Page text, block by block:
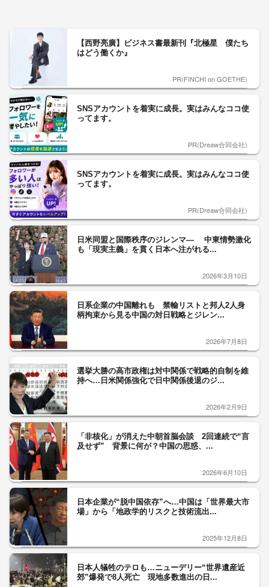
【西野亮廣】ビジネス書最新刊『北極星 僕たち
はどう働くか』
PR(FINCHI on GOETHE)
SNSアカウントを着実に成長。実はみんなココ使
ってます。
PR(Dreaw合同会社)
SNSアカウントを着実に成長。実はみんなココ使
ってます。
PR(Dreaw合同会社)
日米同盟と国際秩序のジレンマ― 中東情勢激化
も「現実主義」を貫く日本へ注がれる...
2026年3月10日
日系企業の中国離れも 禁輸リストと邦人2人身
柄拘束から見る中国の対日戦略とジレン...
2026年7月8日
選挙大勝の高市政権は対中関係で戦略的自制を維
持へ…日米関係強化で日中関係後退のジ...
2026年2月9日
「非核化」が消えた中朝首脳会談 2回連続で“言
及せず” 背景に何が？中国の思惑、...
2026年6月10日
日本企業が“脱中国依存”へ…中国は「世界最大市
場」から「地政学的リスクと技術流出...
2025年12月8日
日本人犠牲のテロも…ニューデリー“世界遺産近
郊”爆発で8人死亡 現地多数進出の日...